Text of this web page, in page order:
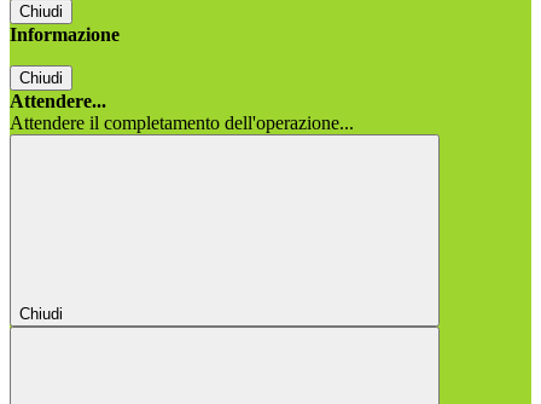
Chiudi
Informazione
Chiudi
Attendere...
Attendere il completamento dell'operazione...
Chiudi